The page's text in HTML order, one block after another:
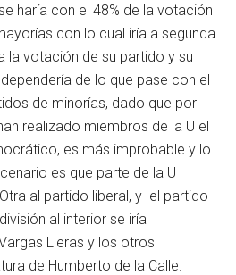
haría con el 48% de la votación
con lo cual iría a segunda
la votación de su partido y su
de lo que pase con el
de minorías, dado que por
realizado miembros de la U el
es más improbable y lo
es que parte de la U
al partido liberal, y el partido
al interior se iría
Lleras y los otros
de Humberto de la Calle.